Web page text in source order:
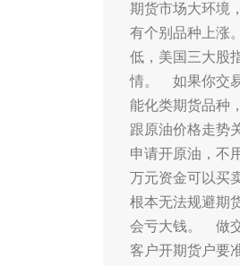
期货市场大环境
有个别品种上涨
低，美国三大股
情。 如果你交
能化类期货品种
跟原油价格走势
申请开原油，不
万元资金可以买
根本无法规避期
会亏大钱。 做
客户开期货户要